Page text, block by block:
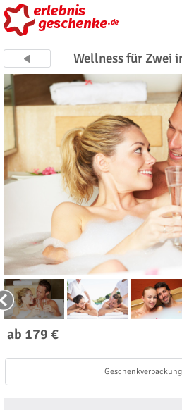
Wellness für Zwei
ab 179 €